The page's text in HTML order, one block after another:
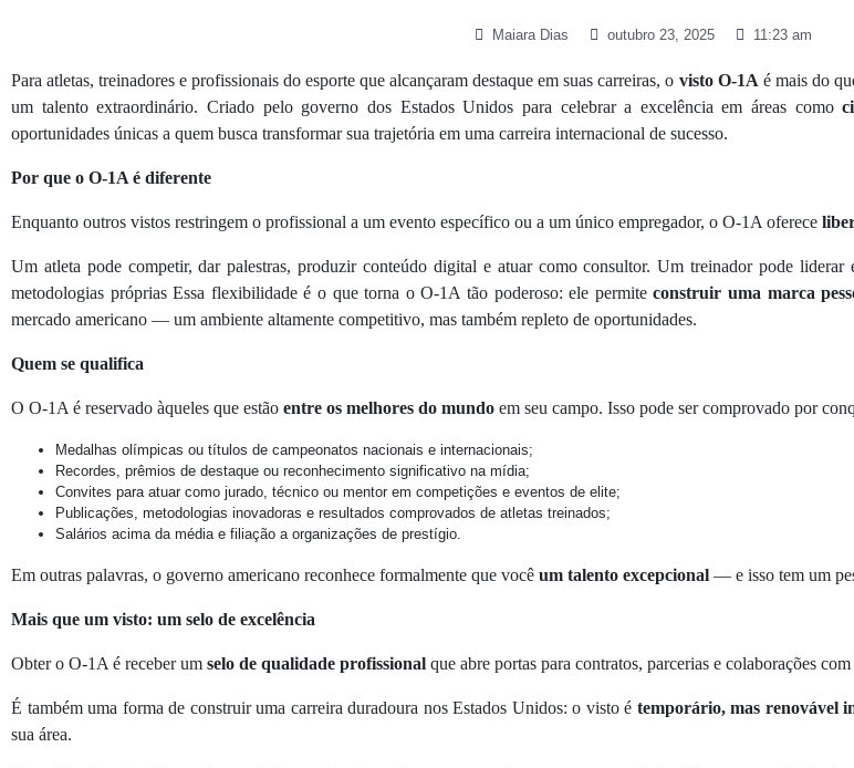
Maiara Dias outubro 23, 2025 11:23 am
Para atletas, treinadores e profissionais do esporte que alcançaram destaque em suas carreiras, o visto O-1A é mais do
um talento extraordinário. Criado pelo governo dos Estados Unidos para celebrar a excelência em áreas como
oportunidades únicas a quem busca transformar sua trajetória em uma carreira internacional de sucesso.
Por que o O-1A é diferente
Enquanto outros vistos restringem o profissional a um evento específico ou a um único empregador, o O-1A oferece
Um atleta pode competir, dar palestras, produzir conteúdo digital e atuar como consultor. Um treinador pode liderar
metodologias próprias Essa flexibilidade é o que torna o O-1A tão poderoso: ele permiteconstruir uma marca
mercado americano — um ambiente altamente competitivo, mas também repleto de oportunidades.
Quem se qualifica
O O-1A é reservado àqueles que estão entre os melhores do mundo em seu campo. Isso pode ser comprovado por
Medalhas olímpicas ou títulos de campeonatos nacionais e internacionais;
Recordes, prêmios de destaque ou reconhecimento significativo na mídia;
Convites para atuar como jurado, técnico ou mentor em competições e eventos de elite;
Publicações, metodologias inovadoras e resultados comprovados de atletas treinados;
Salários acima da média e filiação a organizações de prestígio.
Em outras palavras, o governo americano reconhece formalmente que você um talento excepcional — e isso tem um
Mais que um visto: um selo de excelência
Obter o O-1A é receber um selo de qualidade profissional que abre portas para contratos, parcerias e colaborações
É também uma forma de construir uma carreira duradoura nos Estados Unidos: o visto é temporário, mas renovável
sua área.